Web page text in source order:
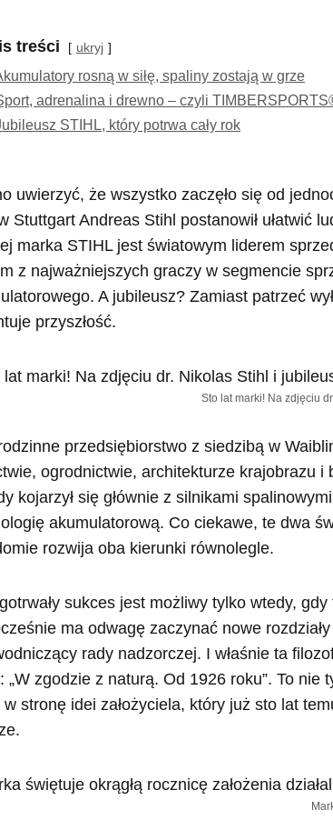
treści ukryj
rosną w siłę, spaliny zostają w grze
adrenalina i drewno – czyli
STIHL, który potrwa cały rok
uwierzyć, że wszystko zaczęło się od
Stuttgart Andreas Stihl postanowił ułatwić
marka STIHL jest światowym liderem
z najważniejszych graczy w segmencie
A jubileusz? Zamiast patrzeć
przyszłość.
Sto lat marki! Na zdjęciu
przedsiębiorstwo z siedzibą w
ogrodnictwie, architekturze krajobrazu
kojarzył się głównie z silnikami
akumulatorową. Co ciekawe, te dwa
rozwija oba kierunki równolegle.
sukces jest możliwy tylko wtedy,
ma odwagę zaczynać nowe
rady nadzorczej. I właśnie ta
„W zgodzie z naturą. Od 1926 roku”. To
w stronę idei założyciela, który już sto lat